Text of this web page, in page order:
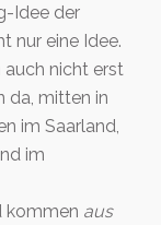
Idee der
nur eine Idee.
auch nicht erst
da, mitten in
im Saarland,
im
kommen aus